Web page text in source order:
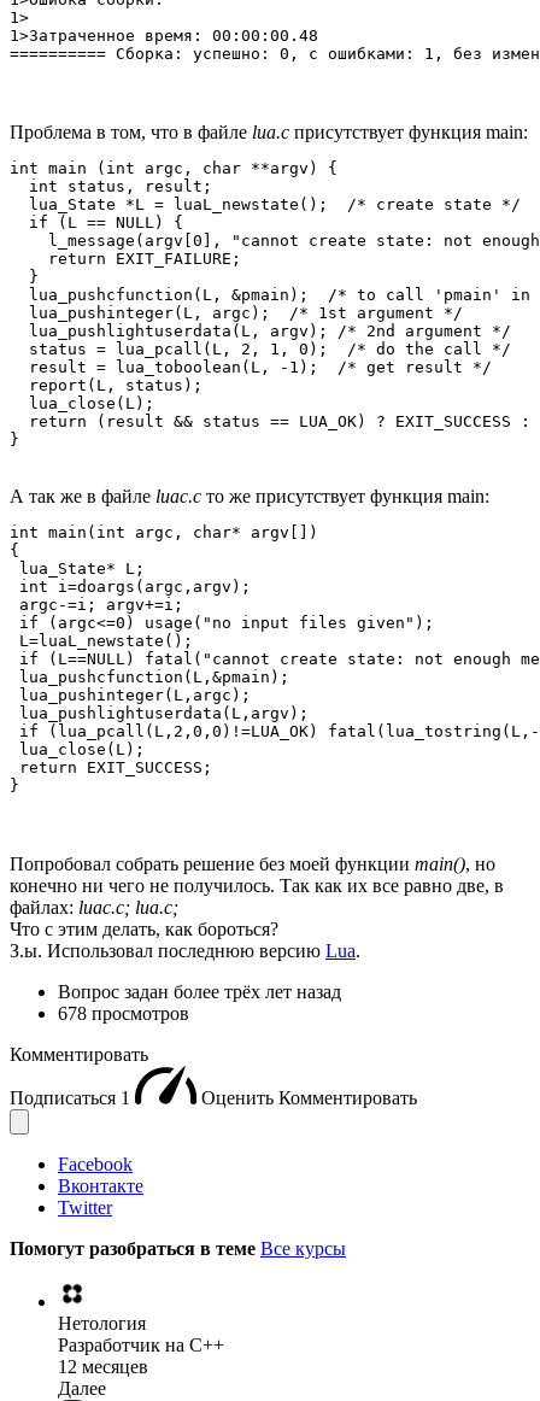
1>
1>Затраченное время: 00:00:00.48
========== Сборка: успешно: 0, с ошибками: 1, без
Проблема в том, что в файле lua.c присутствует функция main:
int main (int argc, char **argv) {
  int status, result;
  lua_State *L = luaL_newstate();  /* create state */
  if (L == NULL) {
l_message(argv[0], "cannot create state: not
    return EXIT_FAILURE;
  }
lua_pushcfunction(L, &pmain);  /* to call 'pmain' in
  lua_pushinteger(L, argc);  /* 1st argument */
  lua_pushlightuserdata(L, argv); /* 2nd argument */
  status = lua_pcall(L, 2, 1, 0);  /* do the call */
  result = lua_toboolean(L, -1);  /* get result */
  report(L, status);
  lua_close(L);
return (result && status == LUA_OK) ? EXIT_SUCCESS :
}
А так же в файле luac.c то же присутствует функция main:
int main(int argc, char* argv[])
{
lua_State* L;
int i=doargs(argc,argv);
argc-=i; argv+=i;
if (argc<=0) usage("no input files given");
L=luaL_newstate();
if (L==NULL) fatal("cannot create state: not enough
lua_pushcfunction(L,&pmain);
lua_pushinteger(L,argc);
lua_pushlightuserdata(L,argv);
if (lua_pcall(L,2,0,0)!=LUA_OK)
lua_close(L);
return EXIT_SUCCESS;
}
Попробовал собрать решение без моей функции main(), но
конечно ни чего не получилось. Так как их все равно две, в
файлах: luac.c; lua.c;
Что с этим делать, как бороться?
З.ы. Использовал последнюю версию Lua.
Вопрос задан более трёх лет назад
678 просмотров
Комментировать
Подписаться 1 Оценить Комментировать
Facebook
Вконтакте
Twitter
Помогут разобраться в теме Все курсы
Нетология
Разработчик на C++
12 месяцев
Далее